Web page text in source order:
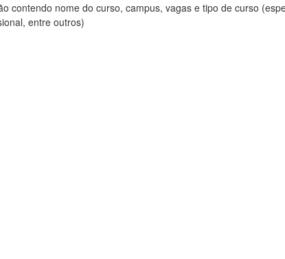
contendo nome do curso, campus, vagas e tipo de curso
entre outros)